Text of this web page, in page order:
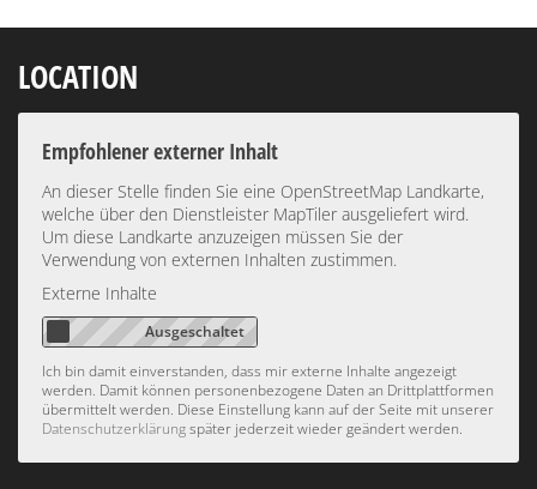
LOCATION
Empfohlener externer Inhalt
An dieser Stelle finden Sie eine OpenStreetMap Landkarte,
welche über den Dienstleister MapTiler ausgeliefert wird.
Um diese Landkarte anzuzeigen müssen Sie der
Verwendung von externen Inhalten zustimmen.
Externe Inhalte
Ich bin damit einverstanden, dass mir externe Inhalte angezeigt
werden. Damit können personenbezogene Daten an Drittplattformen
übermittelt werden. Diese Einstellung kann auf der Seite mit unserer
Datenschutzerklärungspäter jederzeit wieder geändert werden.